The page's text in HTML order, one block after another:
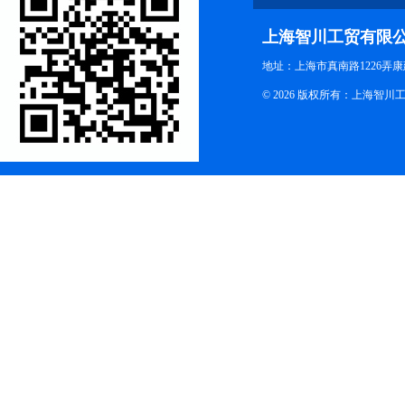
上海智川工贸有限
地址：上海市真南路1226弄
© 2026 版权所有：上海智川